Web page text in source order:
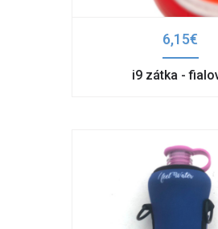
6,15€
i9 zátka -